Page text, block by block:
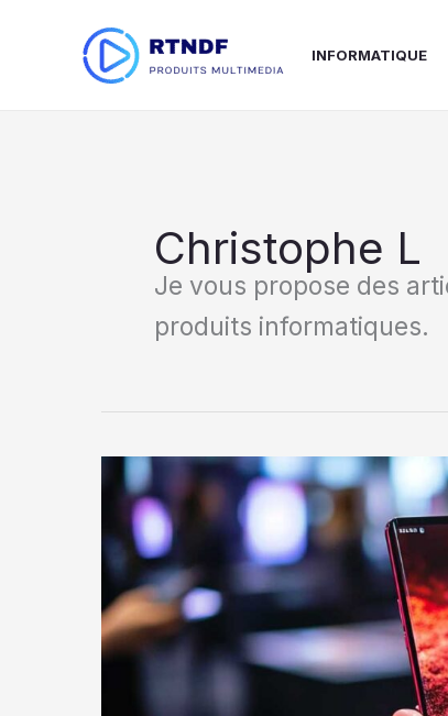
INFORMATIQUE
Christophe L
Je vous propose des
produits informatiques.